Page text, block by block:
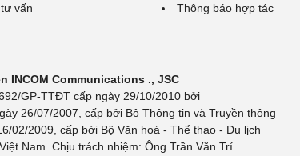
vấn Thông báo hợp tác
INCOM Communications ., JSC
GP-TTĐT cấp ngày 29/10/2010 bởi
26/07/2007, cấp bởi Bộ Thông tin và Truyền thông
02/2009, cấp bởi Bộ Văn hoá - Thể thao - Du lịch
Nam. Chịu trách nhiệm: Ông Trần Văn Trí